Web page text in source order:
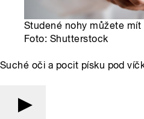
Studené nohy můžete mít i
Foto: Shutterstock
Suché oči a pocit písku pod